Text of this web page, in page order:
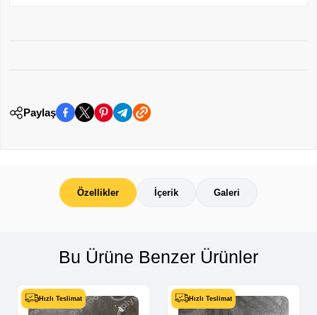
Paylaş
Özellikler İçerik Galeri
Bu Ürüne Benzer Ürünler
Hızlı Teslimat Hızlı Teslimat